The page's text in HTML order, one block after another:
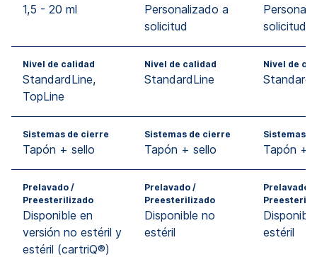
1,5 - 20 ml
Personalizado a
solicitud
solicitud
Nivel de calidad
StandardLine,
TopLine
Nivel de calidad
StandardLine
Nivel de
Sistemas de cierre
Tapón + sello
Sistemas de cierre
Tapón + sello
Sistemas
Tapón +
Prelavado /
Preesterilizado
Disponible en
versión no estéril y
estéril (cartriQ®)
Prelavado /
Preesterilizado
Disponible no
estéril
Prelavado /
estéril